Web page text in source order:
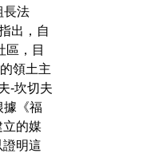
長法
出，自
區，目
領土主
-坎切夫
據《福
立的媒
明這